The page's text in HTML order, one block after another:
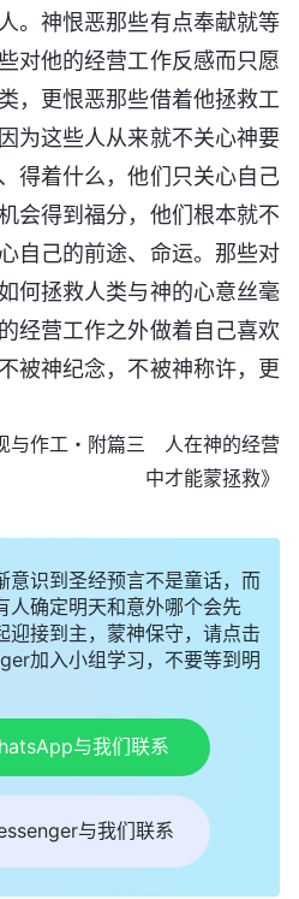
。神恨恶那些有点奉献就等
对他的经营工作反感而只愿
，更恨恶那些借着他拯救工
为这些人从来就不关心神要
得着什么，他们只关心自己
会得到福分，他们根本就不
自己的前途、命运。那些对
何拯救人类与神的心意丝毫
经营工作之外做着自己喜欢
被神纪念，不被神称许，更
作工・附篇三 人在神的经营
中才能蒙拯救》
意识到圣经预言不是童话，而
人确定明天和意外哪个会先
迎接到主，蒙神保守，请点击
加入小组学习，不要等到明
与我们联系
与我们联系